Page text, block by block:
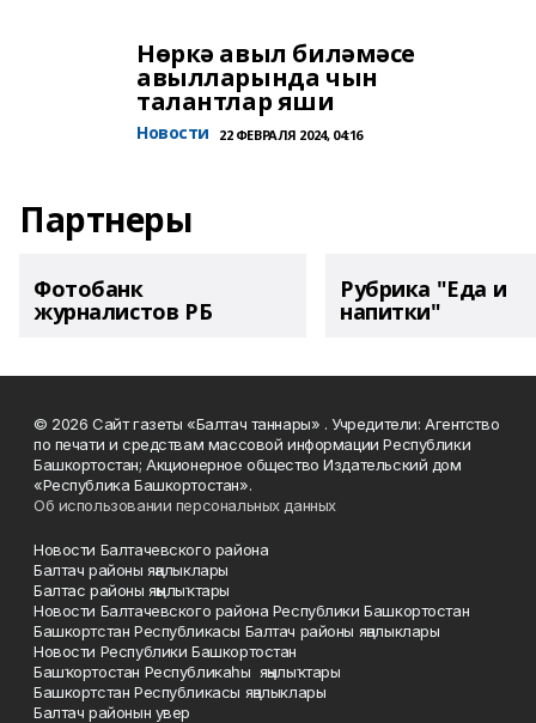
Нөркә авыл биләмәсе
авылларында чын
талантлар яши
Новости 22 ФЕВРАЛЯ 2024, 04:16
Партнеры
Фотобанк
журналистов РБ
Рубрика "Еда и
напитки"
© 2026 Сайт газеты «Балтач таннары» . Учредители: Агентство
по печати и средствам массовой информации Республики
Башкортостан; Акционерное общество Издательский дом
«Республика Башкортостан».
Об использовании персональных данных
Новости Балтачевского района
Балтач районы яңалыклары
Балтас районы яңылыҡтары
Новости Балтачевского района Республики Башкортостан
Башкортстан Республикасы Балтач районы яңалыклары
Новости Республики Башкортостан
Башҡортостан Республикаһы яңылыҡтары
Башкортстан Республикасы яңалыклары
Балтач районын увер